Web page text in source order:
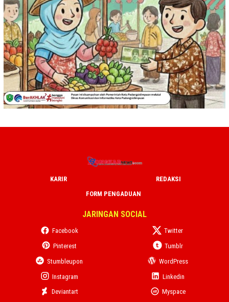
KARIR
REDAKSI
FORM PENGADUAN
JARINGAN SOCIAL
Facebook
Twitter
Pinterest
Tumblr
Stumbleupon
WordPress
Instagram
Linkedin
Deviantart
Myspace